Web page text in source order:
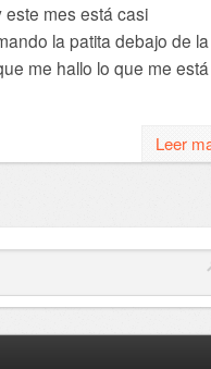
mes está casi
la patita debajo de la
me hallo lo que me está
Leer